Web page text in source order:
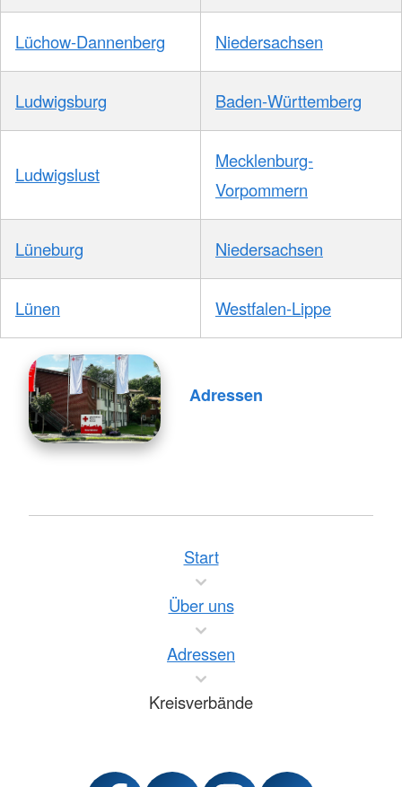
Lüchow-Dannenberg Niedersachsen
Ludwigsburg Baden-Württemberg
Ludwigslust
Mecklenburg-
Vorpommern
Lüneburg Niedersachsen
Lünen Westfalen-Lippe
Adressen
Start
Über uns
Adressen
Kreisverbände